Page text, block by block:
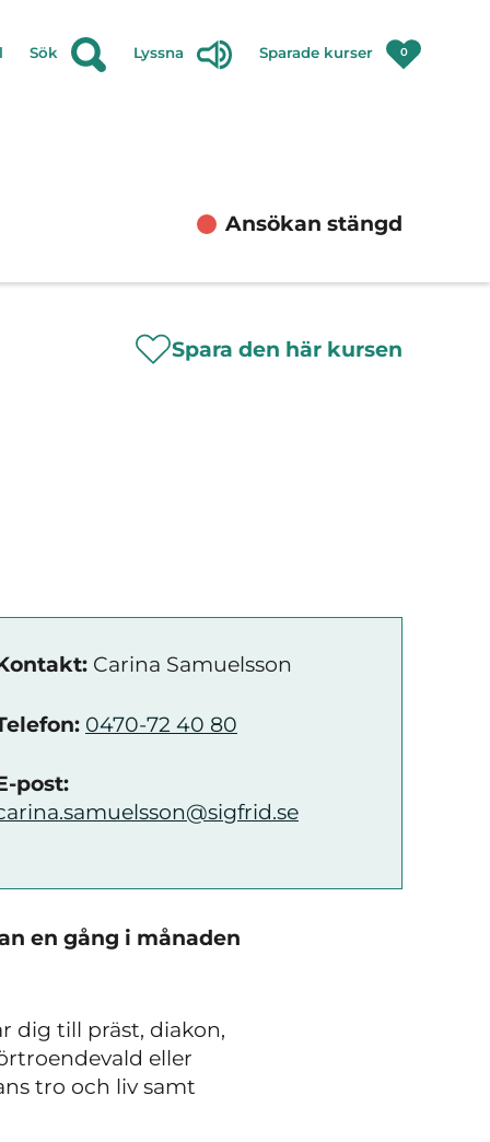
Sök Lyssna Sparade kurser 0
Ansökan stängd
Spara den här kursen
Carina Samuelsson
0470-72 40 80
post:
en gång i månaden
dig till präst, diakon,
eller
tro och liv samt